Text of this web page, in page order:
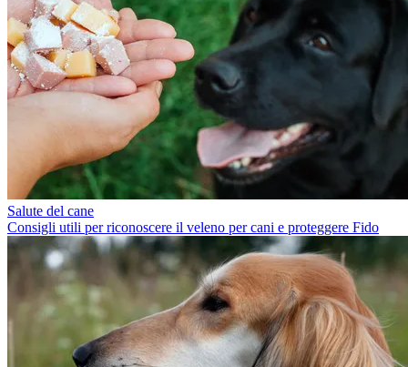
Salute del cane
Consigli utili per riconoscere il veleno per cani e proteggere Fido